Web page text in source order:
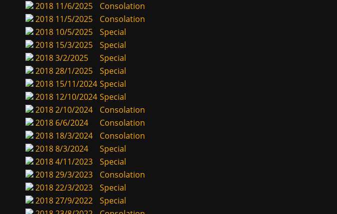
2018 11/6/2025
Consolation
2018 11/5/2025
Consolation
2018 10/5/2025
Special
2018 15/3/2025
Special
20183/2/2025
Special
201828/1/2025
Special
2018 15/11/2024 Special
2018 12/10/2024 Special
20182/10/2024
Consolation
2018 6/6/2024
Consolation
2018 18/3/2024
Consolation
20188/3/2024
Special
20184/11/2023
Special
201829/3/2023
Consolation
201822/3/2023
Special
201827/9/2022
Special